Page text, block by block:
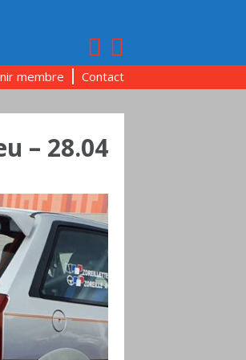
membre Contact
– 28.04